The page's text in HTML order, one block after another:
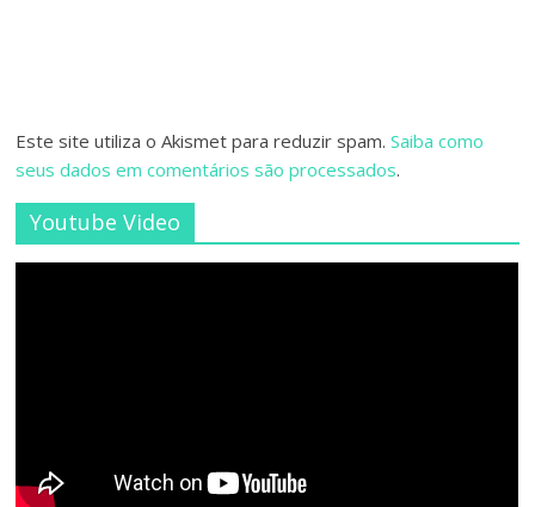
Este site utiliza o Akismet para reduzir spam.Saiba como
seus dados em comentários são processados.
Youtube Video